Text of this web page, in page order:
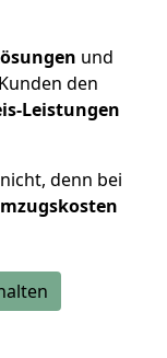
und
den
Leistungen
denn bei